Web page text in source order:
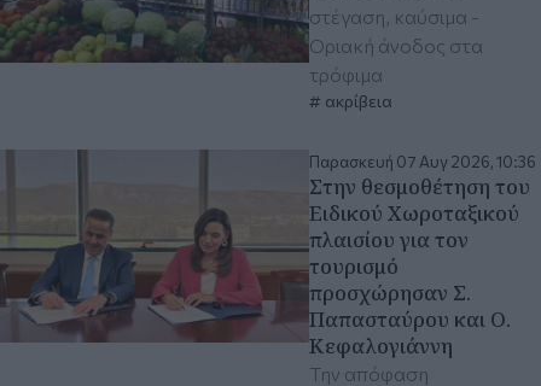
στέγαση, καύσιμα -
Οριακή άνοδος στα
τρόφιμα
ακρίβεια
Παρασκευή 07 Αυγ 2026, 10:36
Στην θεσμοθέτηση του
Ειδικού Χωροταξικού
πλαισίου για τον
τουρισμό
προσχώρησαν Σ.
Παπασταύρου και Ο.
Κεφαλογιάννη
Την απόφαση